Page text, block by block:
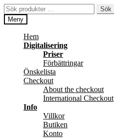
Hoppa
till
navigering
Hoppa
till
innehåll
Sök
efter:
Sök
Meny
Hem
Digitalisering
Priser
Förbättringar
Önskelista
Checkout
About the checkout
International Checkout
Info
Villkor
Butiken
Konto